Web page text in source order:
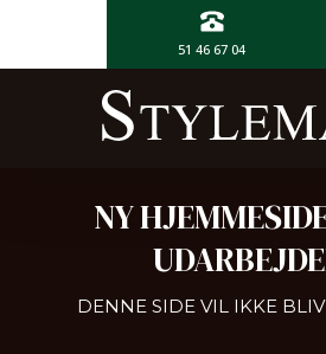
51 46 67 04
NY
DENNE SIDE VIL IKKE